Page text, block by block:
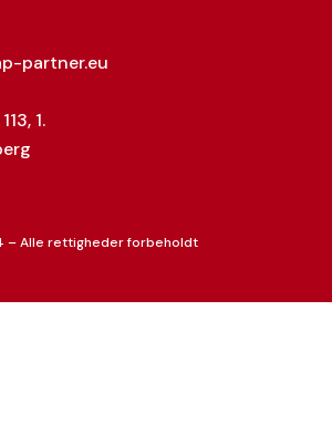
partner.eu
1.
– Alle rettigheder forbeholdt